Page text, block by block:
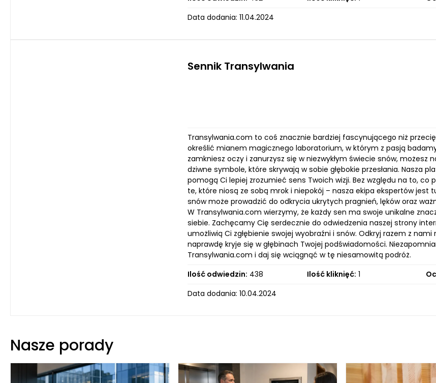
Data dodania: 11.04.2024
Sennik Transylwania
Transylwania.com to coś znacznie bardziej fascynującego niż
określić mianem magicznego laboratorium, w którym z pasją
zamkniesz oczy i zanurzysz się w niezwykłym świecie snów,
dziwne symbole, które skrywają w sobie głębokie przesłania. Nasza
pomogą Ci lepiej zrozumieć sens Twoich wizji. Bez względu na to, co
te, które niosą ze sobą mrok i niepokój – nasza ekipa ekspertów jest
snów może prowadzić do odkrycia ukrytych pragnień, lęków oraz
W Transylwania.com wierzymy, że każdy sen ma swoje unikalne
siebie. Zachęcamy Cię serdecznie do odwiedzenia naszej strony
umożliwią Ci zgłębienie swojej wyobraźni i snów. Odkryj razem z
naprawdę kryje się w głębinach Twojej podświadomości.
Transylwania.com i daj się wciągnąć w tę niesamowitą podróż.
Ilość odwiedzin: 438 Ilość kliknięć: 1
Data dodania: 10.04.2024
Nasze porady